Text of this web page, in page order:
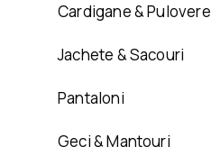
Cardigane & Pulovere
Jachete & Sacouri
Pantaloni
Geci & Mantouri